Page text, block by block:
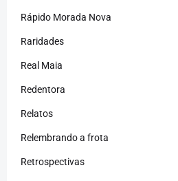
Rápido Morada Nova
Raridades
Real Maia
Redentora
Relatos
Relembrando a frota
Retrospectivas